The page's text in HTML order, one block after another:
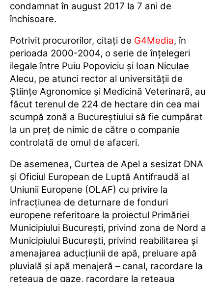
condamnat în august 2017 la 7 ani de
închisoare.
Potrivit procurorilor, citați de G4Media, în
perioada 2000-2004, o serie de înţelegeri
ilegale între Puiu Popoviciu şi Ioan Niculae
Alecu, pe atunci rector al universităţii de
Ştiinţe Agronomice şi Medicină Veterinară, au
făcut terenul de 224 de hectare din cea mai
scumpă zonă a Bucureștiului să fie cumpărat
la un preţ de nimic de către o companie
controlată de omul de afaceri.
De asemenea, Curtea de Apel a sesizat DNA
și Oficiul European de Luptă Antifraudă al
Uniunii Europene (OLAF) cu privire la
infracţiunea de deturnare de fonduri
europene referitoare la proiectul Primăriei
Municipiului Bucureşti, privind zona de Nord a
Municipiului Bucureşti, privind reabilitarea şi
amenajarea aducţiunii de apă, preluare apă
pluvială şi apă menajeră – canal, racordare la
reţeaua de gaze, racordare la reţeaua